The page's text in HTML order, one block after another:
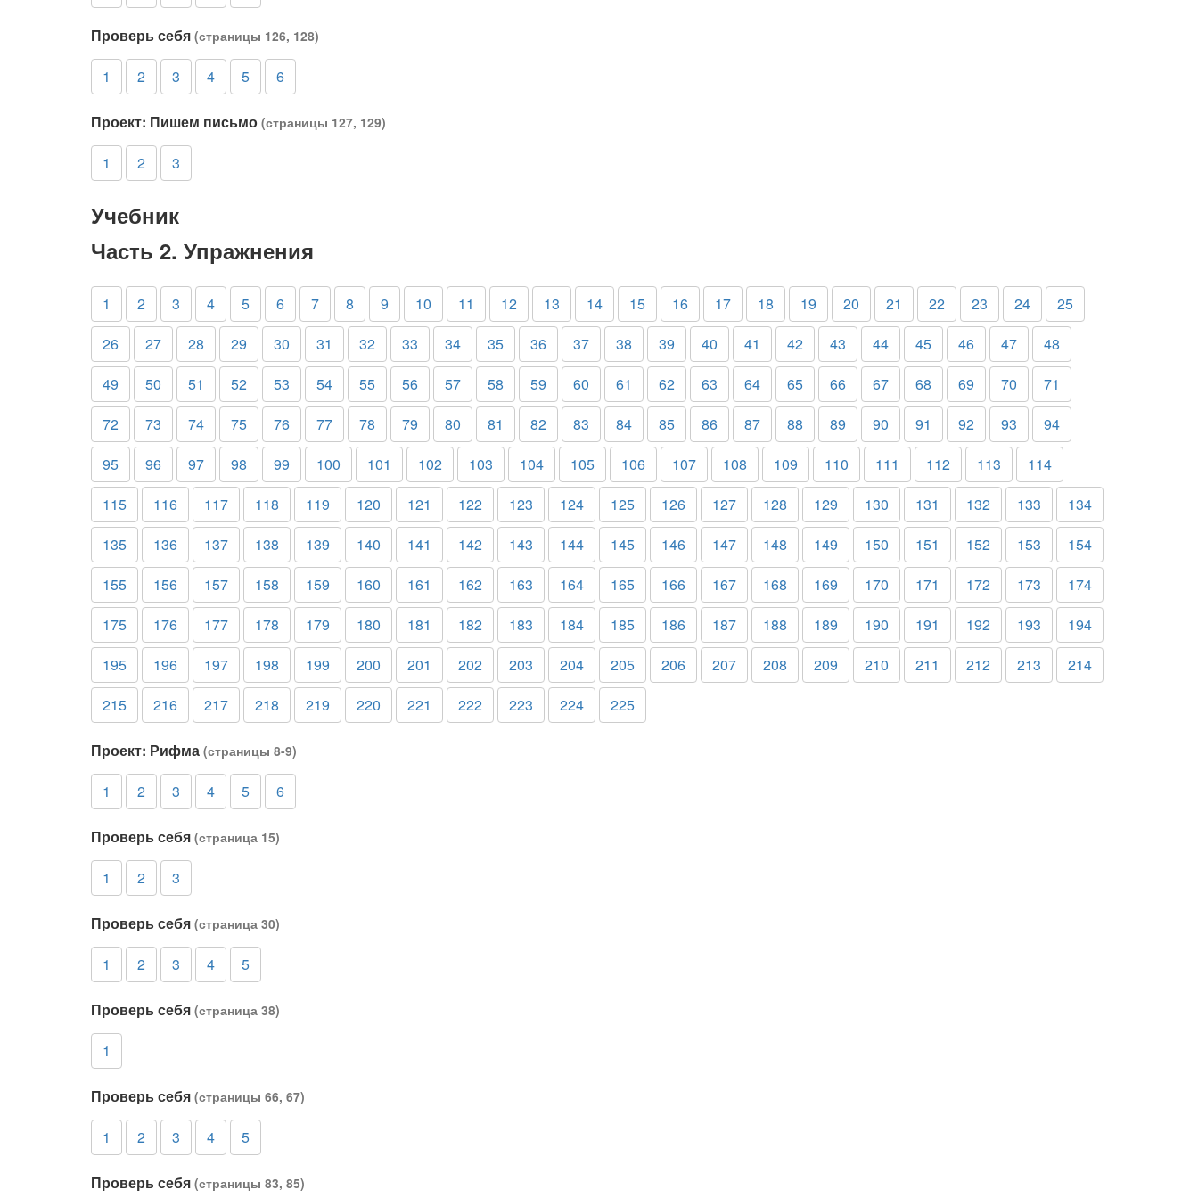
Проверь себя (страницы 126, 128)
1 2 3 4 5 6
Проект: Пишем письмо (страницы 127, 129)
1 2 3
Учебник
Часть 2. Упражнения
1 2 3 4 5 6 7 8 9 10 11 12 13 14 15 16 17 18 19 20 21 22 23 24
25
26
27 28 29 30 31 32 33 34 35 36 37 38 39 40 41 42 43 44 45 46 47
48
49
50 51 52 53 54 55 56 57 58 59 60 61 62 63 64 65 66 67 68 69 70
71
72
73 74 75 76 77 78 79 80 81 82 83 84 85 86 87 88 89 90 91 92 93
94
95
96 97 98 99 100 101 102 103 104 105 106 107 108 109 110 111 112 113
114
115
116 117 118 119 120 121 122 123 124 125 126 127 128 129 130 131 132 133
134
135
136 137 138 139 140 141 142 143 144 145 146 147 148 149 150 151 152 153
154
155
156 157 158 159 160 161 162 163 164 165 166 167 168 169 170 171 172 173
174
175
176 177 178 179 180 181 182 183 184 185 186 187 188 189 190 191 192 193
194
195
196 197 198 199 200 201 202 203 204 205 206 207 208 209 210 211 212 213
214
215
216 217 218 219 220 221 222 223 224 225
Проект: Рифма (страницы 8-9)
1 2 3 4 5 6
Проверь себя (страница 15)
1 2 3
Проверь себя (страница 30)
1 2 3 4 5
Проверь себя (страница 38)
1
Проверь себя (страницы 66, 67)
1 2 3 4 5
Проверь себя (страницы 83, 85)